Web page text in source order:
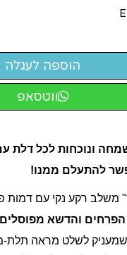
ווטסאפ
ונוכחות לכל דלת
להתעלם ממנו!
רקע נקי עם דמות
הפרחים והדשא
לשלט מראה תלת-